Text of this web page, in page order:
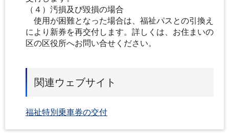
（４）汚損及び毀損の場合
使用が困難となった場合は、福祉パスとの引換え
により新券を再交付します。詳しくは、お住まいの
区の区役所へお問い合せください。
関連ウェブサイト
福祉特別乗車券の交付